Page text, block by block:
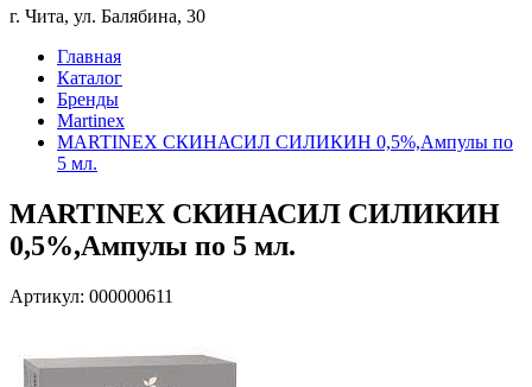
г. Чита, ул. Балябина, 30
Главная
Каталог
Бренды
Martinex
MARTINEX СКИНАСИЛ СИЛИКИН 0,5%,Ампулы по
5 мл.
MARTINEX СКИНАСИЛ СИЛИКИН
0,5%,Ампулы по 5 мл.
Артикул: 000000611